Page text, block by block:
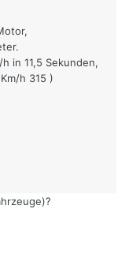
in 11,5 Sekunden,
h 315 )